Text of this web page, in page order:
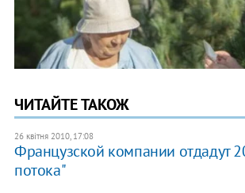
ЧИТАЙТЕ ТАКОЖ
26 квітня 2010, 17:08
Французской компании отдадут
потока"